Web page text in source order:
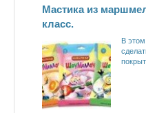
Мастика из
класс.
В